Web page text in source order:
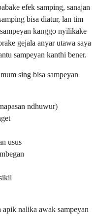
efek samping, sanajan
bisa diatur, lan tim
kanggo nyilikake
gejala anyar utawa saya
sampeyan kanthi bener.
sing bisa sampeyan
ndhuwur)
usus
nalika awak sampeyan